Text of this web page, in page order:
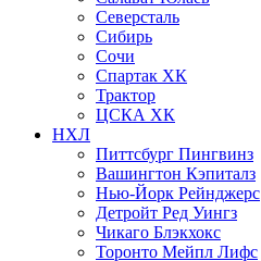
Северсталь
Сибирь
Сочи
Спартак ХК
Трактор
ЦСКА ХК
НХЛ
Питтсбург Пингвинз
Вашингтон Кэпиталз
Нью-Йорк Рейнджерс
Детройт Ред Уингз
Чикаго Блэкхокс
Торонто Мейпл Лифс